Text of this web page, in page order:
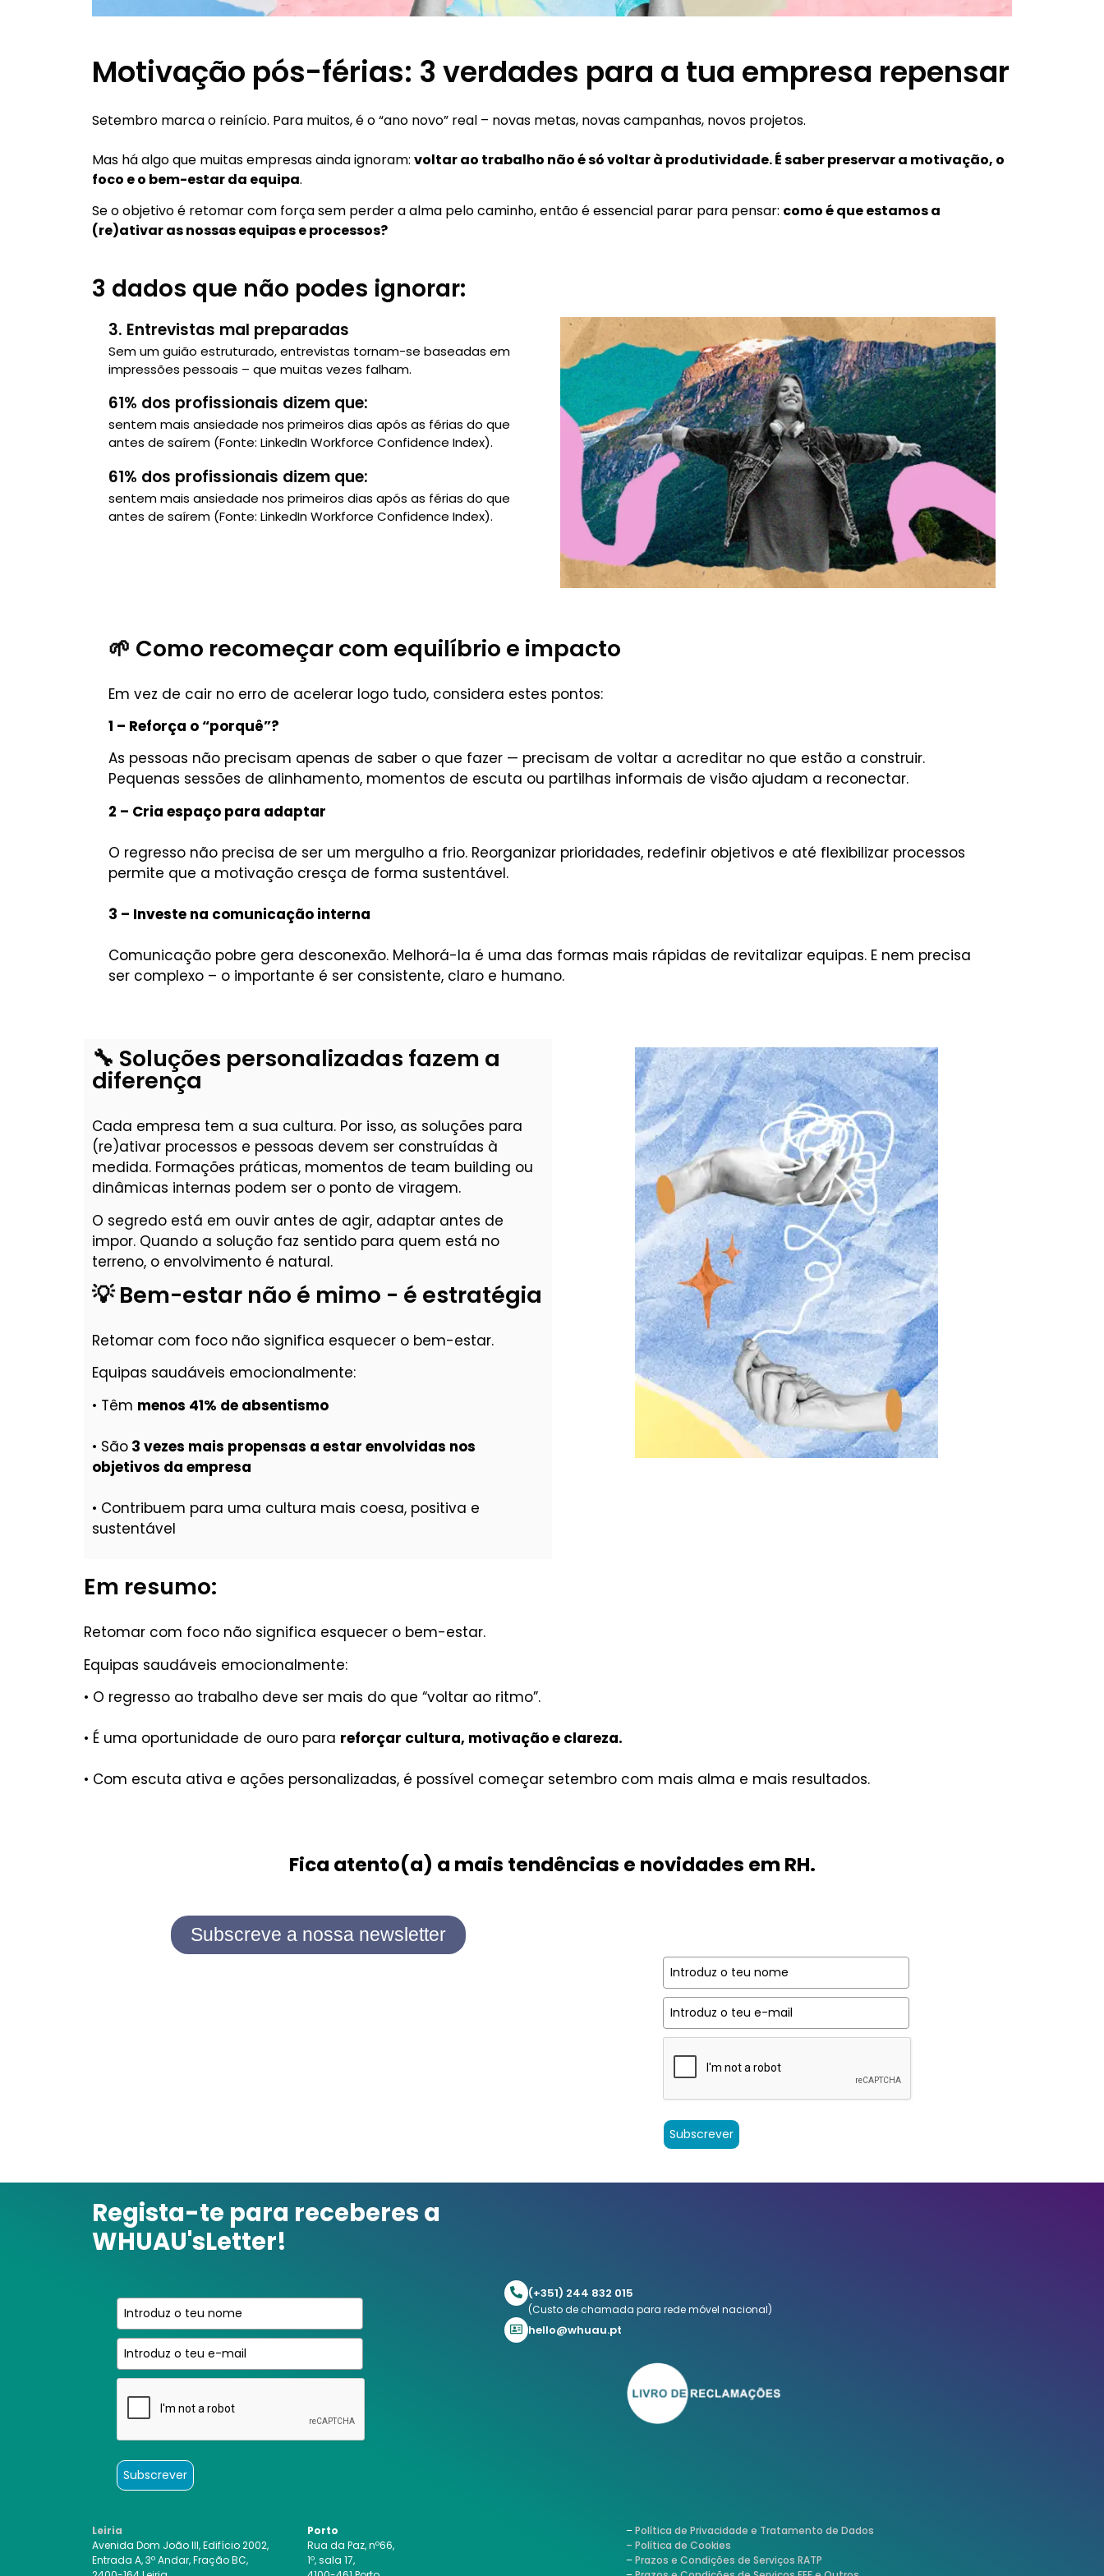
Motivação pós-férias: 3 verdades para a tua empresa repensar
Setembro marca o reinício. Para muitos, é o “ano novo” real – novas metas, novas campanhas, novos projetos.
Mas há algo que muitas empresas ainda ignoram: voltar ao trabalho não é só voltar à produtividade. É saber preservar a motivação, o
foco e o bem-estar da equipa.
Se o objetivo é retomar com força sem perder a alma pelo caminho, então é essencial parar para pensar: como é que estamos a
(re)ativar as nossas equipas e processos?
3 dados que não podes ignorar:
3. Entrevistas mal preparadas
Sem um guião estruturado, entrevistas tornam-se baseadas em
impressões pessoais – que muitas vezes falham.
61% dos profissionais dizem que:
sentem mais ansiedade nos primeiros dias após as férias do que
antes de saírem (Fonte: LinkedIn Workforce Confidence Index).
61% dos profissionais dizem que:
sentem mais ansiedade nos primeiros dias após as férias do que
antes de saírem (Fonte: LinkedIn Workforce Confidence Index).
🌱 Como recomeçar com equilíbrio e impacto
Em vez de cair no erro de acelerar logo tudo, considera estes pontos:
1 – Reforça o “porquê”?
As pessoas não precisam apenas de saber o que fazer — precisam de voltar a acreditar no que estão a construir.
Pequenas sessões de alinhamento, momentos de escuta ou partilhas informais de visão ajudam a reconectar.
2 – Cria espaço para adaptar
O regresso não precisa de ser um mergulho a frio. Reorganizar prioridades, redefinir objetivos e até flexibilizar processos
permite que a motivação cresça de forma sustentável.
3 – Investe na comunicação interna
Comunicação pobre gera desconexão. Melhorá-la é uma das formas mais rápidas de revitalizar equipas. E nem precisa
ser complexo – o importante é ser consistente, claro e humano.
🔧 Soluções personalizadas fazem a
diferença
Cada empresa tem a sua cultura. Por isso, as soluções para
(re)ativar processos e pessoas devem ser construídas à
medida. Formações práticas, momentos de team building ou
dinâmicas internas podem ser o ponto de viragem.
O segredo está em ouvir antes de agir, adaptar antes de
impor. Quando a solução faz sentido para quem está no
terreno, o envolvimento é natural.
💡 Bem-estar não é mimo - é estratégia
Retomar com foco não significa esquecer o bem-estar.
Equipas saudáveis emocionalmente:
• Têm menos 41% de absentismo
• São 3 vezes mais propensas a estar envolvidas nos
objetivos da empresa
• Contribuem para uma cultura mais coesa, positiva e
sustentável
Em resumo:
Retomar com foco não significa esquecer o bem-estar.
Equipas saudáveis emocionalmente:
• O regresso ao trabalho deve ser mais do que “voltar ao ritmo”.
• É uma oportunidade de ouro para reforçar cultura, motivação e clareza.
• Com escuta ativa e ações personalizadas, é possível começar setembro com mais alma e mais resultados.
Fica atento(a) a mais tendências e novidades em RH.
Subscreve a nossa newsletter
Subscrever
Regista-te para receberes a
WHUAU'sLetter!
Subscrever
(+351) 244 832 015
(Custo de chamada para rede móvel nacional)
hello@whuau.pt
Leiria
Avenida Dom João III, Edifício 2002,
Entrada A, 3º Andar, Fração BC,
Porto
Rua da Paz, nº66,
1º, sala 17,
–Política de Privacidade e Tratamento de Dados
– Política de Cookies
–Prazos e Condições de Serviços RATP